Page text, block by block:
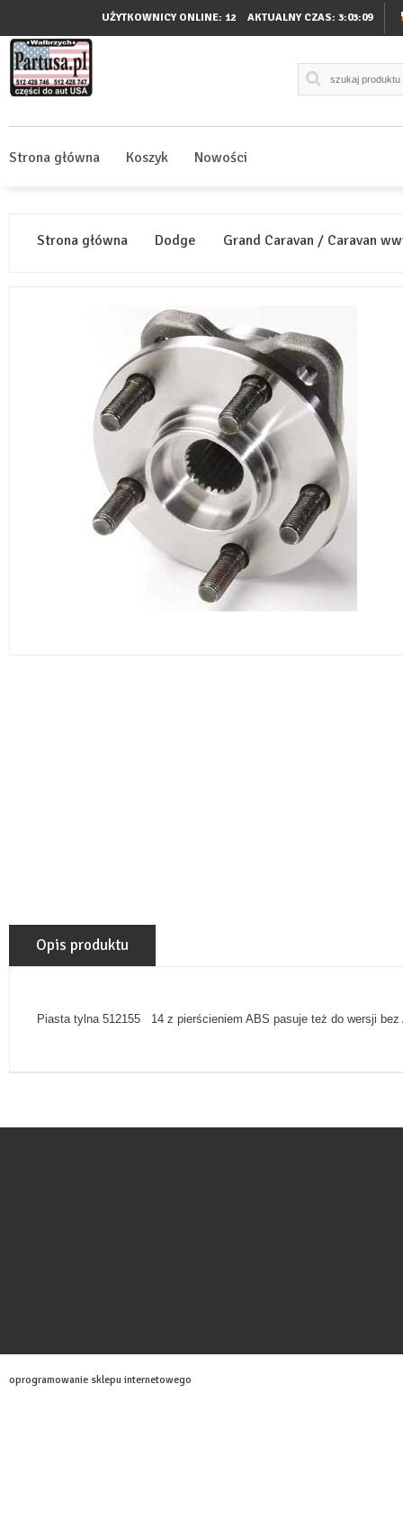
UŻYTKOWNICY ONLINE: 12 AKTUALNY CZAS: 3:03:09
Strona główna Koszyk Nowości
Strona główna Dodge Grand Caravan / Caravan
Opis produktu
Piasta tylna 512155 14 z pierścieniem ABS pasuje też do wersji bez
oprogramowanie sklepu internetowego